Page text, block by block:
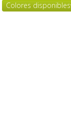
Colores disponibles